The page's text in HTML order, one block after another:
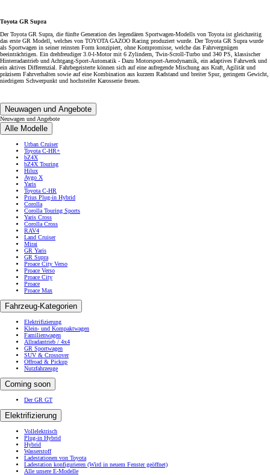
Toyota GR Supra
Der Toyota GR Supra, die fünfte Generation des legendären Sportwagen-Modells von Toyota ist gleichzeitig
das erste GR Modell, welches von TOYOTA GAZOO Racing produziert wurde. Der Toyota GR Supra wurde
als Sportwagen in seiner reinsten Form konzipiert, ohne Kompromisse, welche das Fahrvergnügen
beeinträchtigen. Ein drehfreudiger 3.0‑l-Motor mit 6 Zylindern, Twin-Scroll-Turbo und 340 PS, klassischer
Hinterradantrieb und Achtgang-Sport-Automatik - Dazu Motorsport-Aerodynamik, ein adaptives Fahrwerk und
ein aktives Differenzial. Fahrbegeisterte können sich auf eine aufregende Mischung aus Kraft, Agilität und
präzisem Fahrverhalten sowie auf eine Kombination aus kurzem Radstand und breiter Spur, geringem Gewicht,
niedrigem Schwerpunkt und hochsteifer Karosserie freuen.
Neuwagen und Angebote
Neuwagen und Angebote
Alle Modelle
Urban Cruiser
Toyota C-HR+
bZ4X
bZ4X Touring
Hilux
Aygo X
Yaris
Toyota C-HR
Prius Plug-in Hybrid
Corolla
Corolla Touring Sports
Yaris Cross
Corolla Cross
RAV4
Land Cruiser
Mirai
GR Yaris
GR Supra
Proace City Verso
Proace Verso
Proace City
Proace
Proace Max
Fahrzeug-Kategorien
Elektrifizierung
Klein- und Kompaktwagen
Familienwagen
Allradantrieb / 4x4
GR Sportwagen
SUV & Crossover
Offroad & Pickup
Nutzfahrzeuge
Coming soon
Der GR GT
Elektrifizierung
Vollelektrisch
Plug-in Hybrid
Hybrid
Wasserstoff
Ladestationen von Toyota
Ladestation konfigurieren (Wird in neuem Fenster geöffnet)
Alle unsere E-Modelle